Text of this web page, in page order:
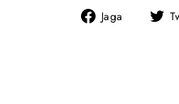
Jaga
Jaga